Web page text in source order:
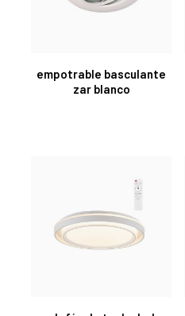
empotrable basculante
zar blanco